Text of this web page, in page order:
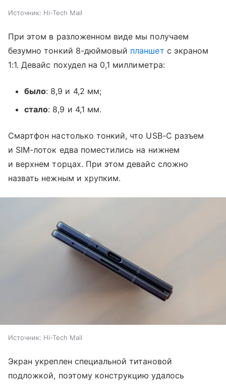
Источник: Hi-Tech Mail
При этом в разложенном виде мы получаем
безумно тонкий 8-дюймовый планшет с экраном
1:1. Девайс похудел на 0,1 миллиметра:
было: 8,9 и 4,2 мм;
стало: 8,9 и 4,1 мм.
Смартфон настолько тонкий, что USB-C разъем
и SIM-лоток едва поместились на нижнем
и верхнем торцах. При этом девайс сложно
назвать нежным и хрупким.
Источник: Hi-Tech Mail
Экран укреплен специальной титановой
подложкой, поэтому конструкцию удалось